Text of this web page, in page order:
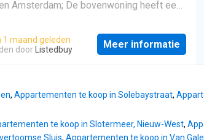
Amsterdam; De bovenwoning heeft een
waarvan 2 slaapkamers; De woning is
In 1941 en ligt in de buurt Landlust in
1 maand geleden
door
Listedbuy Meer informatie
, Appartementen te koop in Solebaystraat,
te koop in Slotermeer, Nieuw-West,
Sluis, Appartementen te koop in Van